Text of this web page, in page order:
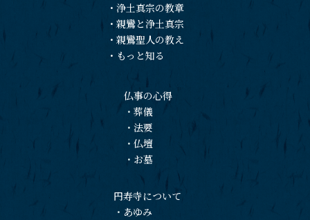
・浄土真宗の教章
・親鸞と浄土真宗
・親鸞聖人の教え
・ もっと知る
仏事の心得
・葬儀
・法要
・仏壇
・ お墓
円寿寺について
・ あゆみ